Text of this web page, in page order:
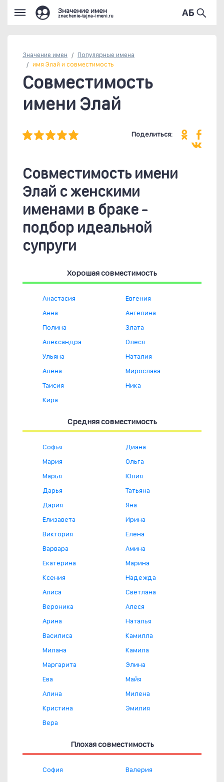
Значение имен
znachenie-tajna-imeni.ru
Значение имен Популярные имена
имя Элай и совместимость
Совместимость
имени Элай
Поделиться:
Совместимость имени
Элай c женскими
именами в браке -
подбор идеальной
супруги
Хорошая совместимость
Анастасия
Анна
Полина
Александра
Ульяна
Алёна
Таисия
Кира
Евгения
Ангелина
Злата
Олеся
Наталия
Мирослава
Ника
Средняя совместимость
Софья
Мария
Марья
Дарья
Дария
Елизавета
Виктория
Варвара
Екатерина
Ксения
Алиса
Вероника
Арина
Василиса
Милана
Маргарита
Ева
Алина
Кристина
Вера
Диана
Ольга
Юлия
Татьяна
Яна
Ирина
Елена
Амина
Марина
Надежда
Светлана
Алеся
Наталья
Камилла
Камила
Элина
Майя
Милена
Эмилия
Плохая совместимость
София Валерия